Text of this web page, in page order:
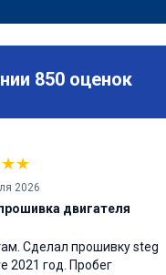
850 оценок
★★
2026
двигателя
Сделал прошивку steg
2021 год. Пробег